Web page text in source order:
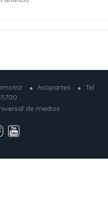
Asopartes
Tel
de medios